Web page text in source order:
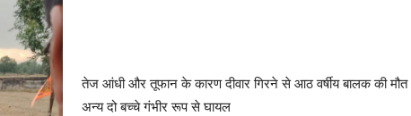
तेज आंधी और तूफान के कारण दीवार गिरने से आठ वर्षीय बालक की मौत
अन्य दो बच्चे गंभीर रूप से घायल